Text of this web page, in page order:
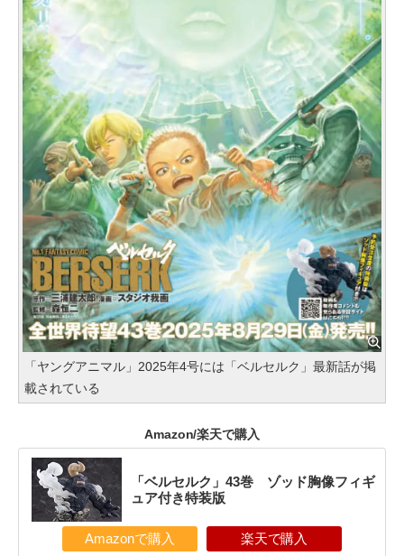
「ヤングアニマル」2025年4号には「ベルセルク」最新話が掲
載されている
Amazon/楽天で購入
「ベルセルク」43巻 ゾッド胸像フィギ
ュア付き特装版
Amazonで購入 楽天で購入